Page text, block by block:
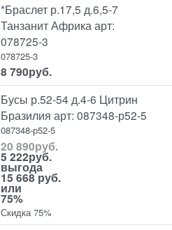
*Браслет р.17,5 д.6,5-7
Танзанит Африка арт:
078725-3
078725-3
8 790руб.
Бусы р.52-54 д.4-6 Цитрин
Бразилия арт: 087348-р52-5
087348-р52-5
20 890руб.
5 222руб.
выгода
15 668 руб.
или
75%
Скидка 75%